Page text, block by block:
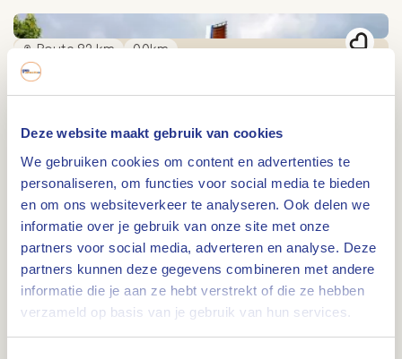
Deze website maakt gebruik van cookies
We gebruiken cookies om content en advertenties te
personaliseren, om functies voor social media te bieden
en om ons websiteverkeer te analyseren. Ook delen we
informatie over je gebruik van onze site met onze
partners voor social media, adverteren en analyse. Deze
partners kunnen deze gegevens combineren met andere
informatie die je aan ze hebt verstrekt of die ze hebben
verzameld op basis van je gebruik van hun services.
Route 92 km 0,0km
Fietsroute Weert - Op het eiland van Weert
Route 68 km 0,0km
Liberation Fietsroute Nederweert - Weert